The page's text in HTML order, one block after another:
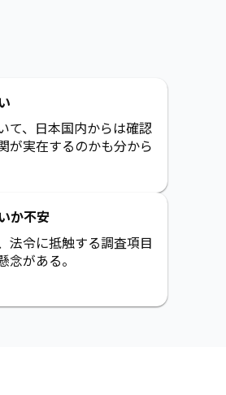
て、日本国内からは確認
が実在するのかも分から
か不安
法令に抵触する調査項目
がある。